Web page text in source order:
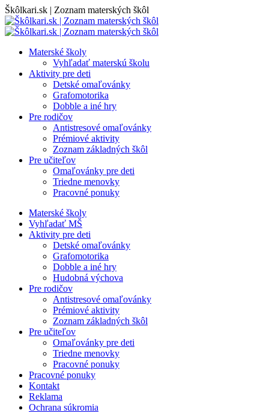
Skip
to
content
Škôlkari.sk | Zoznam materských škôl
Materské školy
Vyhľadať materskú školu
Aktivity pre deti
Detské omaľovánky
Grafomotorika
Dobble a iné hry
Pre rodičov
Antistresové omaľovánky
Prémiové aktivity
Zoznam základných škôl
Pre učiteľov
Omaľovánky pre deti
Triedne menovky
Pracovné ponuky
Materské školy
Vyhľadať MŠ
Aktivity pre deti
Detské omaľovánky
Grafomotorika
Dobble a iné hry
Hudobná výchova
Pre rodičov
Antistresové omaľovánky
Prémiové aktivity
Zoznam základných škôl
Pre učiteľov
Omaľovánky pre deti
Triedne menovky
Pracovné ponuky
Pracovné ponuky
Kontakt
Reklama
Ochrana súkromia